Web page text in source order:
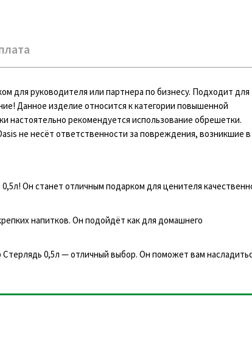
для руководителя или партнера по бизнесу. Подходит для
Данное изделие относится к категории повышенной
настоятельно рекомендуется использование обрешетки.
не несёт ответственности за повреждения, возникшие в
Он станет отличным подарком для ценителя
напитков. Он подойдёт как для домашнего
0,5л — отличный выбор. Он поможет вам